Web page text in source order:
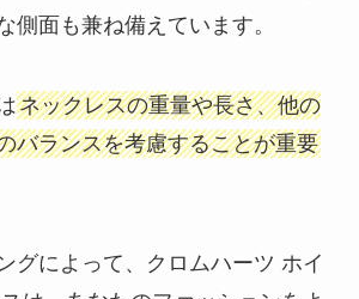
側面も兼ね備えています。
ネックレスの重量や長さ、他の
バランスを考慮することが重要
グによって、クロムハーツ ホイ